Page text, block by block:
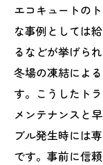
エコキュートの
な事例としては
るなどが挙げら
冬場の凍結によ
す。こうしたト
メンテナンスと
ブル発生時には
です。事前に信